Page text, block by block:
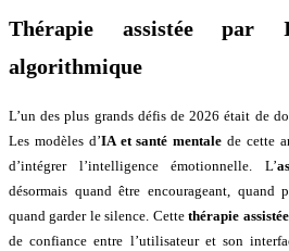
Thérapie assistée par
algorithmique
L’un des plus grands défis de 2026 était de
Les modèles d’IA et santé mentale de cette
d’intégrer l’intelligence émotionnelle. L’
désormais quand être encourageant,
quand garder le silence. Cettethérapie
de confiance entre l’utilisateur et son